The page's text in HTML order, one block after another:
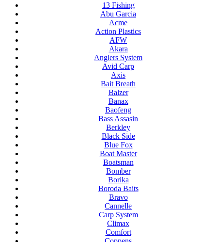
13 Fishing
Abu Garcia
Acme
Action Plastics
AFW
Akara
Anglers System
Avid Carp
Axis
Bait Breath
Balzer
Banax
Baofeng
Bass Assasin
Berkley
Black Side
Blue Fox
Boat Master
Boatsman
Bomber
Borika
Boroda Baits
Bravo
Cannelle
Carp System
Climax
Comfort